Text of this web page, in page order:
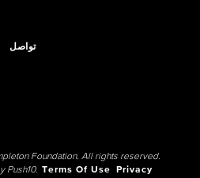
تواصل
Foundation. All rights reserved.
Push10. Terms Of Use
Privacy